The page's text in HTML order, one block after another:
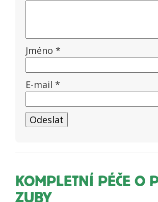
Jméno *
E-mail *
KOMPLETNÍ PÉČE O
ZUBY